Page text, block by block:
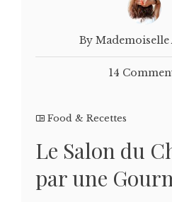
By
14
Food & Recettes
Le Salon du
par une